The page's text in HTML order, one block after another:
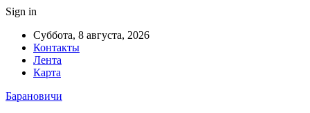
Sign in
Суббота, 8 августа, 2026
Контакты
Лента
Карта
Барановичи